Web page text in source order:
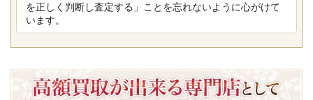
を正しく判断し査定する」ことを忘れないように心がけて
います。